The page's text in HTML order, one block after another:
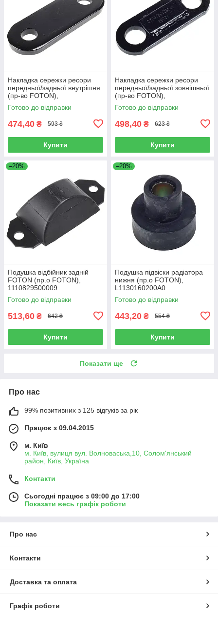
Накладка сережки ресори
передньої/задньої внутрішня
(пр-во FOTON),
L1292150200A0
Готово до відправки
474,40 ₴ 593 ₴
Купити
Накладка сережки ресори
передньої/задньої зовнішньої
(пр-во FOTON),
L1292150100A0
Готово до відправки
498,40 ₴ 623 ₴
Купити
–20%
Подушка відбійник задній
FOTON (пр.о FOTON),
1110829500009
Готово до відправки
513,60 ₴ 642 ₴
Купити
–20%
Подушка підвіски радіатора
нижня (пр.о FOTON),
L1130160200A0
Готово до відправки
443,20 ₴ 554 ₴
Купити
Показати ще
Про нас
99% позитивних з 125 відгуків за рік
Працює з 09.04.2015
м. Київ
м. Київ, вулиця вул. Волноваська,10, Солом'янський
район, Київ, Україна
Контакти
Сьогодні працює з 09:00 до 17:00
Показати весь графік роботи
Про нас
Контакти
Доставка та оплата
Графік роботи